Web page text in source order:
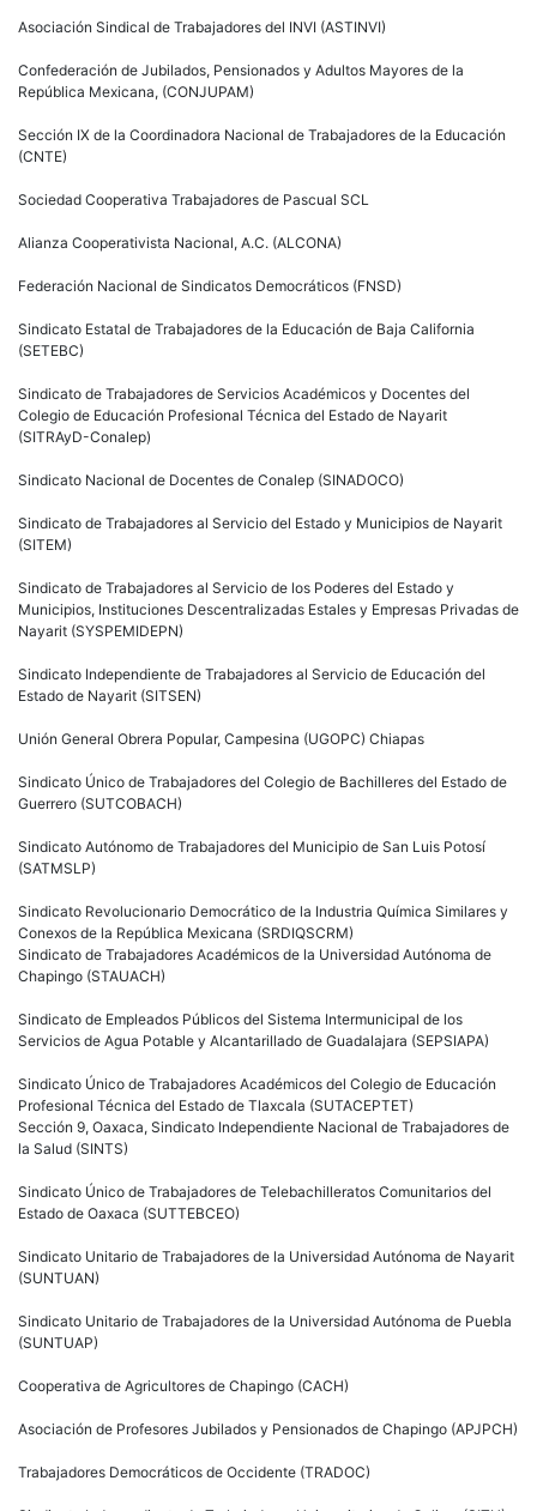
Asociación Sindical de Trabajadores del INVI (ASTINVI)
Confederación de Jubilados, Pensionados y Adultos Mayores de la
República Mexicana, (CONJUPAM)
Sección IX de la Coordinadora Nacional de Trabajadores de la Educación
(CNTE)
Sociedad Cooperativa Trabajadores de Pascual SCL
Alianza Cooperativista Nacional, A.C. (ALCONA)
Federación Nacional de Sindicatos Democráticos (FNSD)
Sindicato Estatal de Trabajadores de la Educación de Baja California
(SETEBC)
Sindicato de Trabajadores de Servicios Académicos y Docentes del
Colegio de Educación Profesional Técnica del Estado de Nayarit
(SITRAyD-Conalep)
Sindicato Nacional de Docentes de Conalep (SINADOCO)
Sindicato de Trabajadores al Servicio del Estado y Municipios de Nayarit
(SITEM)
Sindicato de Trabajadores al Servicio de los Poderes del Estado y
Municipios, Instituciones Descentralizadas Estales y Empresas Privadas de
Nayarit (SYSPEMIDEPN)
Sindicato Independiente de Trabajadores al Servicio de Educación del
Estado de Nayarit (SITSEN)
Unión General Obrera Popular, Campesina (UGOPC) Chiapas
Sindicato Único de Trabajadores del Colegio de Bachilleres del Estado de
Guerrero (SUTCOBACH)
Sindicato Autónomo de Trabajadores del Municipio de San Luis Potosí
(SATMSLP)
Sindicato Revolucionario Democrático de la Industria Química Similares y
Conexos de la República Mexicana (SRDIQSCRM)
Sindicato de Trabajadores Académicos de la Universidad Autónoma de
Chapingo (STAUACH)
Sindicato de Empleados Públicos del Sistema Intermunicipal de los
Servicios de Agua Potable y Alcantarillado de Guadalajara (SEPSIAPA)
Sindicato Único de Trabajadores Académicos del Colegio de Educación
Profesional Técnica del Estado de Tlaxcala (SUTACEPTET)
Sección 9, Oaxaca, Sindicato Independiente Nacional de Trabajadores de
la Salud (SINTS)
Sindicato Único de Trabajadores de Telebachilleratos Comunitarios del
Estado de Oaxaca (SUTTEBCEO)
Sindicato Unitario de Trabajadores de la Universidad Autónoma de Nayarit
(SUNTUAN)
Sindicato Unitario de Trabajadores de la Universidad Autónoma de Puebla
(SUNTUAP)
Cooperativa de Agricultores de Chapingo (CACH)
Asociación de Profesores Jubilados y Pensionados de Chapingo (APJPCH)
Trabajadores Democráticos de Occidente (TRADOC)